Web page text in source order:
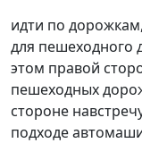
идти по
для пешеходного
этом правой
пешеходных
стороне
подходе